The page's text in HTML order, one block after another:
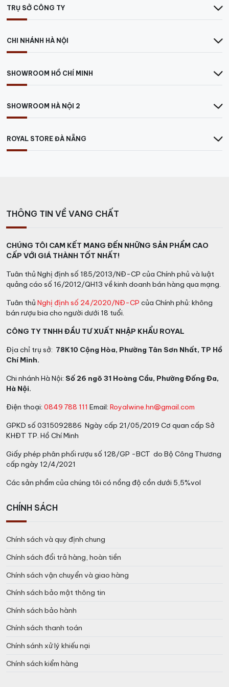
Hoàng gia Anh.
Nhãn Chai Rượu John Walker & Sons KingG eorge V Được In Huy Hiệu
Đặc điểm John Walker & Sons Blue
Label King George V
John Walker & Sons Blue Label King George V được
pha trộn từ các dòng Whisky quý hiếm bởi những nhà
chưng cất rượu trong triều đại
Vua George V
với dòng
mượt đặc trưng của Whisky vốn chỉ dành cho Hoàng
gia.
Cho Hoàng Gia
và vương giả. Đầy cuốn hút, nồng mượt với nhiều tầng
lớp hương vị và mạnh mẽ. Đó là hương thơm thoang
thoảng của các loại hạt rang, sô cô la đen và vị khói
mạnh mẽ, tất cả cùng hòa quyện tinh tế với hương vị
của mật ong và chanh cam để tạo ra dòng Whisky vốn
chỉ dành cho hoàng gia này.
Giá John Walker & Sons King
George V bao nhiêu?
Kể từ khi ra đời từ năm 1934 cho đến nay, công thức
TRỤ SỞ CÔNG TY
CHI NHÁNH HÀ NỘI
SHOWROOM HỒ CHÍ MINH
SHOWROOM HÀ NỘI 2
ROYAL STORE ĐÀ NẴNG
THÔNG TIN VỀ VANG CHẤT
CHÚNG TÔI CAM KẾT MANG ĐẾN NHỮNG SẢN PHẨM CAO
CẤP VỚI GIÁ THÀNH TỐT NHẤT!
Tuân thủ Nghị định số 185/2013/NĐ-CP của Chính phủ và luật
quảng cáo số 16/2012/QH13 về kinh doanh bán hàng qua mạng.
Tuân thủ Nghị định số 24/2020/NĐ-CP của Chính phủ: không
bán rượu bia cho người dưới 18 tuổi.
CÔNG TY TNHH ĐẦU TƯ XUẤT NHẬP KHẨU ROYAL
Địa chỉ trụ sở: 78K10 Cộng Hòa, Phường Tân Sơn Nhất, TP Hồ
Chí Minh.
Chi nhánh Hà Nội: Số 26 ngõ 31 Hoàng Cầu, Phường Đống Đa,
Hà Nội.
Điện thoại: 0849 788 111 Email: Royalwine.hn@gmail.com
GPKD số 0315092886 Ngày cấp 21/05/2019 Cơ quan cấp Sở
KHĐT TP. Hồ Chí Minh
Giấy phép phân phối rượu số 128/GP -BCT do Bộ Công Thương
cấp ngày 12/4/2021
Các sản phẩm của chúng tôi có nồng độ cồn dưới 5,5%vol
CHÍNH SÁCH
Chính sách và quy định chung
Chính sách đổi trả hàng, hoàn tiền
Chính sách vận chuyển và giao hàng
Chính sách bảo mật thông tin
Chính sách bảo hành
Chính sách thanh toán
Chính sánh xử lý khiếu nại
Chính sách kiểm hàng